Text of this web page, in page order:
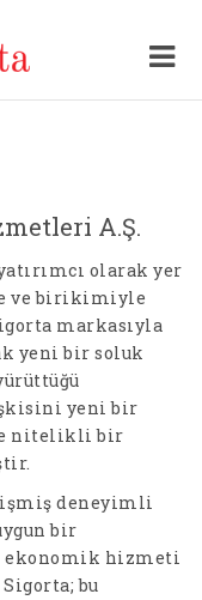
A.Ş.
olarak yer
ve birikimiyle
markasıyla
yeni bir soluk
yeni bir
nitelikli bir
deneyimli
bir
ekonomik hizmeti
bu